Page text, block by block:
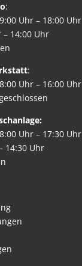
:
Uhr – 18:00 Uhr
– 14:00 Uhr
:
Uhr – 16:00 Uhr
Uhr – 17:30 Uhr
14:30 Uhr